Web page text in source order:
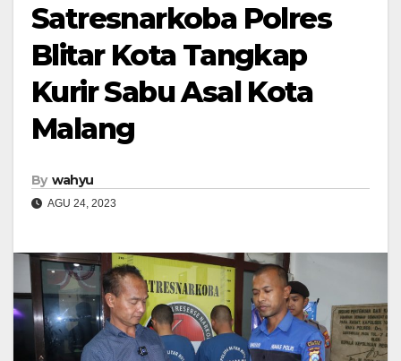
Satresnarkoba Polres
Blitar Kota Tangkap
Kurir Sabu Asal Kota
Malang
By wahyu
AGU 24, 2023